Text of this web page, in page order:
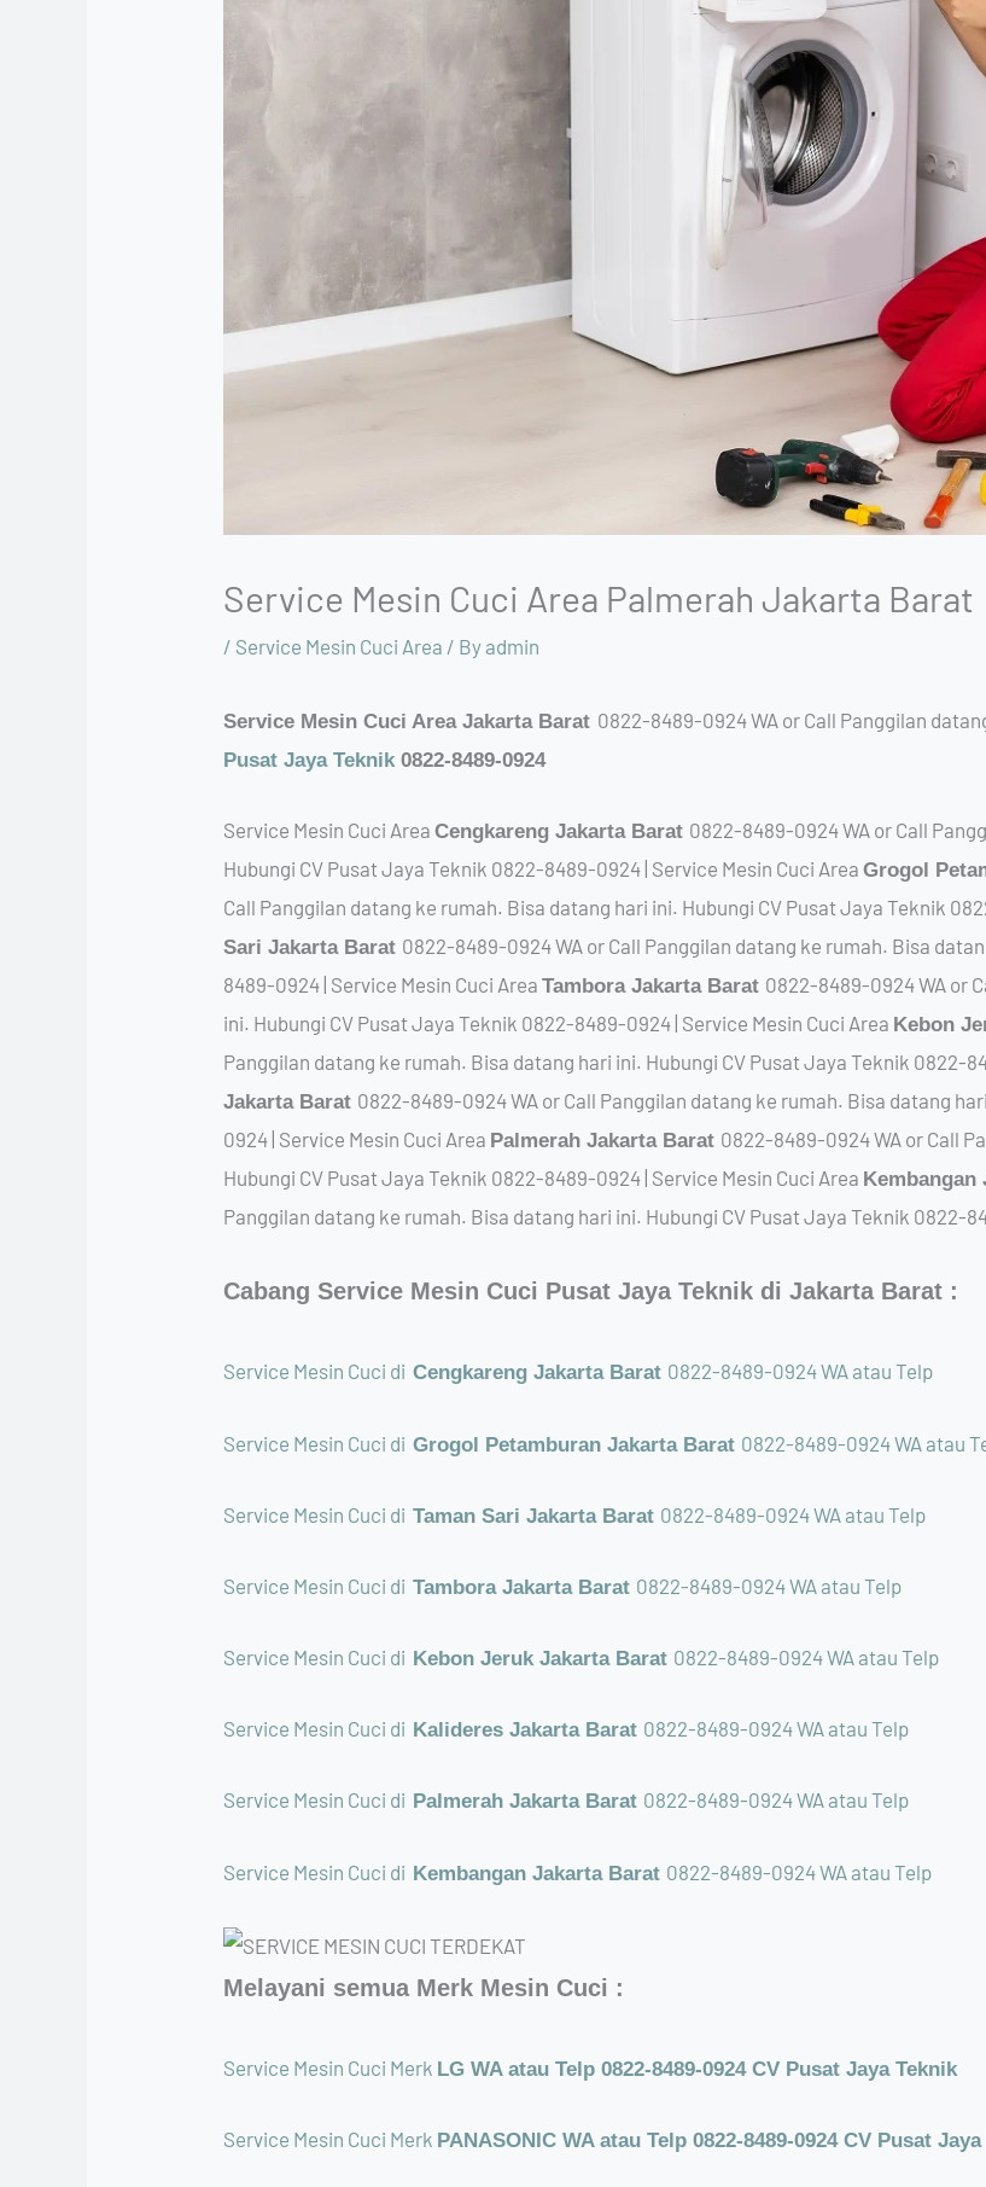
Service Mesin Cuci Area Palmerah Jakarta Barat
/ Service Mesin Cuci Area / By admin
Service Mesin Cuci Area Jakarta Barat 0822-8489-0924 WA or Call Panggilan
Pusat Jaya Teknik0822-8489-0924
Service Mesin Cuci AreaCengkareng Jakarta Barat 0822-8489-0924 WA or Call
Hubungi CV Pusat Jaya Teknik 0822-8489-0924 | Service Mesin Cuci AreaGrogol
Call Panggilan datang ke rumah. Bisa datang hari ini. Hubungi CV Pusat Jaya Teknik
Sari Jakarta Barat 0822-8489-0924 WA or Call Panggilan datang ke rumah. Bisa
8489-0924 | Service Mesin Cuci AreaTambora Jakarta Barat 0822-8489-0924 WA or
ini. Hubungi CV Pusat Jaya Teknik 0822-8489-0924 | Service Mesin Cuci Area Kebon
Panggilan datang ke rumah. Bisa datang hari ini. Hubungi CV Pusat Jaya Teknik 0822-
Jakarta Barat 0822-8489-0924 WA or Call Panggilan datang ke rumah. Bisa datang
0924 | Service Mesin Cuci Area Palmerah Jakarta Barat 0822-8489-0924 WA or Call
Hubungi CV Pusat Jaya Teknik 0822-8489-0924 | Service Mesin Cuci Area Kembangan
Panggilan datang ke rumah. Bisa datang hari ini. Hubungi CV Pusat Jaya Teknik 0822-
Cabang Service Mesin Cuci Pusat Jaya Teknik di Jakarta Barat :
Service Mesin Cuci diCengkareng Jakarta Barat 0822-8489-0924 WA atau Telp
Service Mesin Cuci diGrogol Petamburan Jakarta Barat 0822-8489-0924 WA atau
Service Mesin Cuci diTaman Sari Jakarta Barat 0822-8489-0924 WA atau Telp
Service Mesin Cuci diTambora Jakarta Barat 0822-8489-0924 WA atau Telp
Service Mesin Cuci di Kebon Jeruk Jakarta Barat 0822-8489-0924 WA atau Telp
Service Mesin Cuci di Kalideres Jakarta Barat 0822-8489-0924 WA atau Telp
Service Mesin Cuci di Palmerah Jakarta Barat 0822-8489-0924 WA atau Telp
Service Mesin Cuci di Kembangan Jakarta Barat 0822-8489-0924 WA atau Telp
Melayani semua Merk Mesin Cuci :
Service Mesin Cuci Merk LG WA atau Telp 0822-8489-0924 CV Pusat Jaya Teknik
Service Mesin Cuci Merk PANASONIC WA atau Telp 0822-8489-0924 CV Pusat